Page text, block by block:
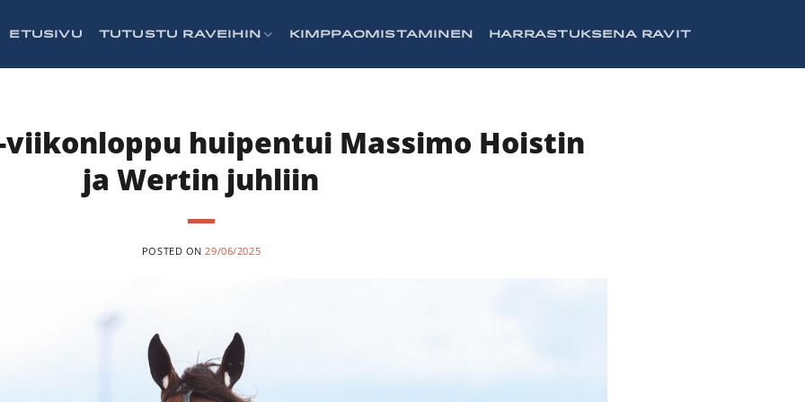
ETUSIVU TUTUSTU RAVEIHIN KIMPPAOMISTAMINEN HARRASTUKSENA RAVIT
viikonloppu huipentui Massimo Hoistin
ja Wertin juhliin
POSTED ON 29/06/2025